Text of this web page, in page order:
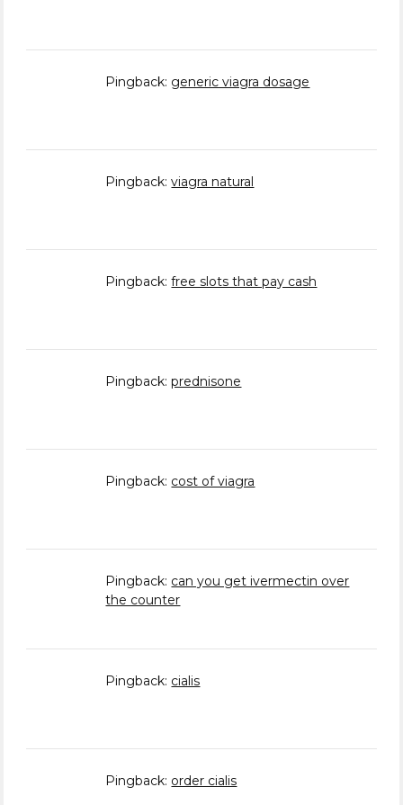
Pingback: generic viagra dosage
Pingback:viagra natural
Pingback:free slots that pay cash
Pingback:prednisone
Pingback: cost of viagra
Pingback: can you get ivermectin over
the counter
Pingback: cialis
Pingback: order cialis